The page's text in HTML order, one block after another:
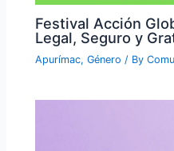
Festival Acción
Legal, Seguro y
Apurímac,Género / By